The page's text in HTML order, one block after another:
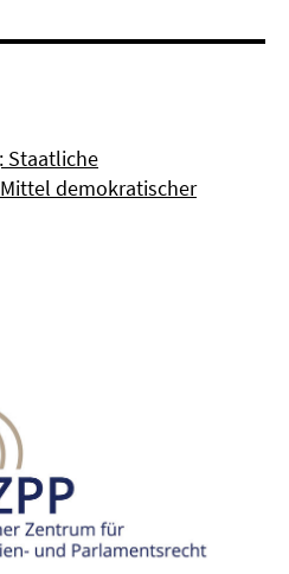
Staatliche
demokratischer